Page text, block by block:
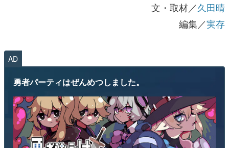
文・取材／久田晴
編集／実存
AD
勇者パーティはぜんめつしました。